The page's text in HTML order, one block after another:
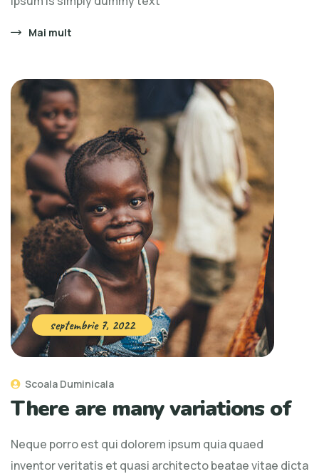
Mai mult
septembrie 7, 2022
Scoala Duminicala
There are many variations of
Neque porro est qui dolorem ipsum quia quaed
inventor veritatis et quasi architecto beatae vitae dicta